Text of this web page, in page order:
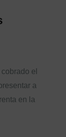
el
a
en la